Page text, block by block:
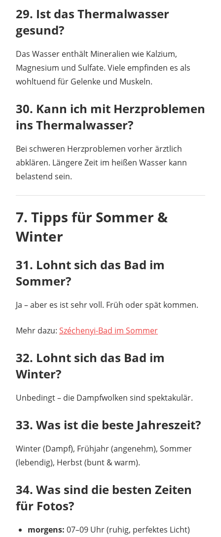
29. Ist das Thermalwasser
gesund?
Das Wasser enthält Mineralien wie Kalzium,
Magnesium und Sulfate. Viele empfinden es als
wohltuend für Gelenke und Muskeln.
30. Kann ich mit Herzproblemen
ins Thermalwasser?
Bei schweren Herzproblemen vorher ärztlich
abklären. Längere Zeit im heißen Wasser kann
belastend sein.
7. Tipps für Sommer &
Winter
31. Lohnt sich das Bad im
Sommer?
Ja – aber es ist sehr voll. Früh oder spät kommen.
Mehr dazu: Széchenyi-Bad im Sommer
32. Lohnt sich das Bad im
Winter?
Unbedingt – die Dampfwolken sind spektakulär.
33. Was ist die beste Jahreszeit?
Winter (Dampf), Frühjahr (angenehm), Sommer
(lebendig), Herbst (bunt & warm).
34. Was sind die besten Zeiten
für Fotos?
morgens: 07–09 Uhr (ruhig, perfektes Licht)